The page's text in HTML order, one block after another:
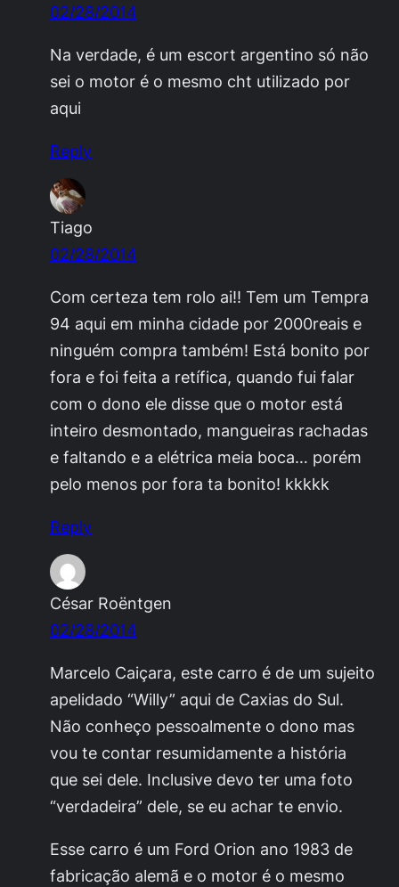
02/28/2014
Na verdade, é um escort argentino só não
sei o motor é o mesmo cht utilizado por
aqui
Reply
Tiago
02/28/2014
Com certeza tem rolo ai!! Tem um Tempra
94 aqui em minha cidade por 2000reais e
ninguém compra também! Está bonito por
fora e foi feita a retífica, quando fui falar
com o dono ele disse que o motor está
inteiro desmontado, mangueiras rachadas
e faltando e a elétrica meia boca… porém
pelo menos por fora ta bonito! kkkkk
Reply
César Roëntgen
02/28/2014
Marcelo Caiçara, este carro é de um sujeito
apelidado “Willy” aqui de Caxias do Sul.
Não conheço pessoalmente o dono mas
vou te contar resumidamente a história
que sei dele. Inclusive devo ter uma foto
“verdadeira” dele, se eu achar te envio.
Esse carro é um Ford Orion ano 1983 de
fabricação alemã e o motor é o mesmo